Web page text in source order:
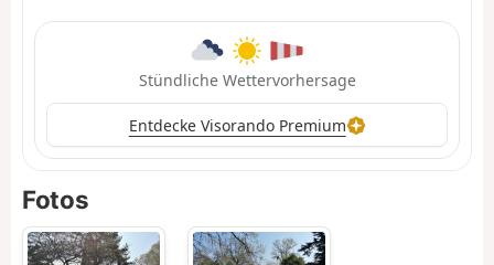
Stündliche Wettervorhersage
Entdecke Visorando Premium
Fotos